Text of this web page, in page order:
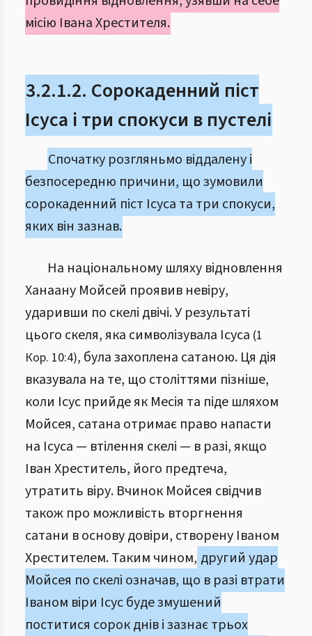
місію Івана Хрестителя.
3.2.1.2. Сорокаденний піст
Ісуса і три спокуси в пустелі
Спочатку розгляньмо віддалену і
безпосередню причини, що зумовили
сорокаденний піст Ісуса та три спокуси,
яких він зазнав.
На національному шляху відновлення
Ханаану Мойсей проявив невіру,
ударивши по скелі двічі. У результаті
цього скеля, яка символізувала Ісуса (1
Кор. 10:4), була захоплена сатаною. Ця дія
вказувала на те, що століттями пізніше,
коли Ісус прийде як Месія та піде шляхом
Мойсея, сатана отримає право напасти
на Ісуса — втілення скелі — в разі, якщо
Іван Хреститель, його предтеча,
утратить віру. Вчинок Мойсея свідчив
також про можливість вторгнення
сатани в основу довіри, створену Іваном
Хрестителем. Таким чином, другий удар
Мойсея по скелі означав, що в разі втрати
Іваном віри Ісус буде змушений
поститися сорок днів і зазнає трьох